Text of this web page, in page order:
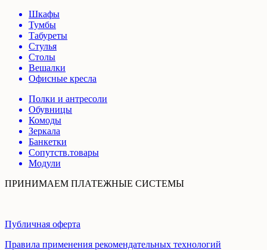
Шкафы
Тумбы
Табуреты
Стулья
Столы
Вешалки
Офисные кресла
Полки и антресоли
Обувницы
Комоды
Зеркала
Банкетки
Сопутств.товары
Модули
ПРИНИМАЕМ ПЛАТЕЖНЫЕ СИСТЕМЫ
Публичная оферта
Правила применения рекомендательных технологий